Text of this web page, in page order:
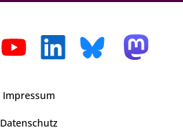
Impressum
Datenschutz